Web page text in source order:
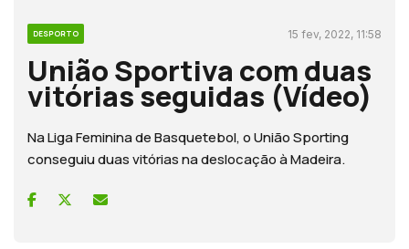
DESPORTO 15 fev, 2022, 11:58
União Sportiva com duas
vitórias seguidas (Vídeo)
Na Liga Feminina de Basquetebol, o União Sporting
conseguiu duas vitórias na deslocação à Madeira.